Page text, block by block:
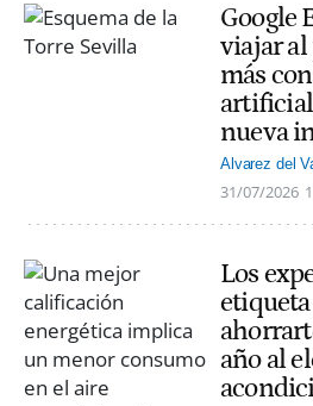
Google
viajar al
más
nueva
Alvarez del
31/07/2026
Los
año al